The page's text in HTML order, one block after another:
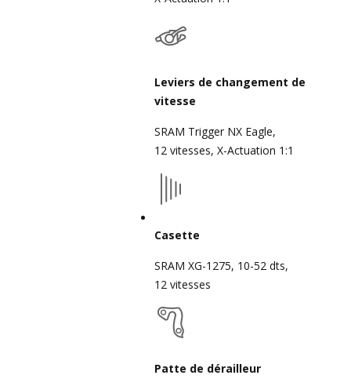
Leviers de changement de
vitesse
SRAM Trigger NX Eagle,
12 vitesses, X-Actuation 1:1
Casette
SRAM XG-1275, 10-52 dts,
12 vitesses
Patte de dérailleur